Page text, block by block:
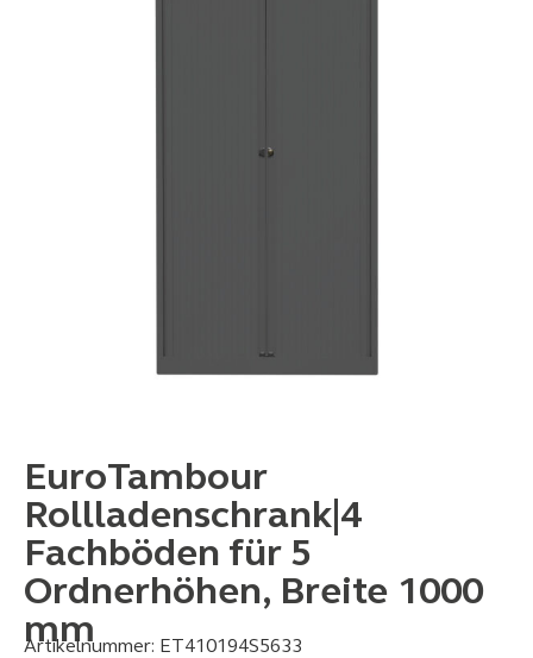
EuroTambour
Rollladenschrank|4
Fachböden für 5
Ordnerhöhen, Breite 1000
mm
Artikelnummer: ET410194S5633